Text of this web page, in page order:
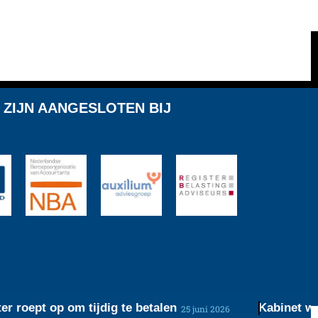
AANGESLOTEN BIJ
op om tijdig te betalen 25 juni 2026 Kabinet